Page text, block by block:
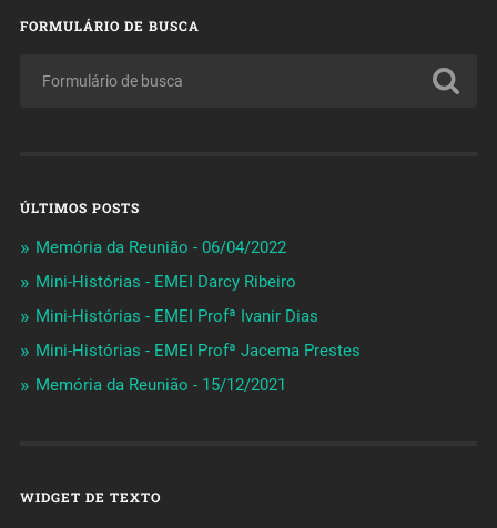
FORMULÁRIO DE BUSCA
ÚLTIMOS POSTS
Memória da Reunião - 06/04/2022
Mini-Histórias - EMEI Darcy Ribeiro
Mini-Histórias - EMEI Profª Ivanir Dias
Mini-Histórias - EMEI Profª Jacema Prestes
Memória da Reunião - 15/12/2021
WIDGET DE TEXTO